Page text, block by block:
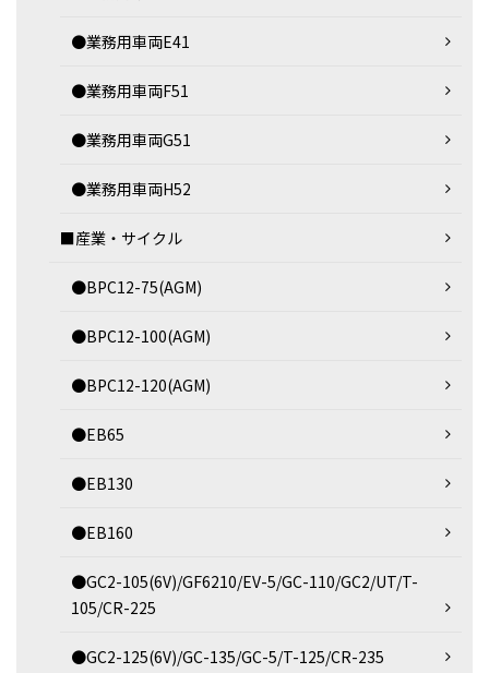
●業務用車両E41
●業務用車両F51
●業務用車両G51
●業務用車両H52
■産業・サイクル
●BPC12-75(AGM)
●BPC12-100(AGM)
●BPC12-120(AGM)
●EB65
●EB130
●EB160
●GC2-105(6V)/GF6210/EV-5/GC-110/GC2/UT/T-
105/CR-225
●GC2-125(6V)/GC-135/GC-5/T-125/CR-235